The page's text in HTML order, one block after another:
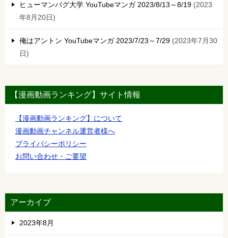
ヒューマンバグ大学 YouTubeマンガ 2023/8/13～8/19 2023
年8月20日
俺はアントン YouTubeマンガ 2023/7/23～7/29 2023年7月30
日
【漫画動画ランキング】サイト情報
【漫画動画ランキング】について
漫画動画チャンネル運営者様へ
プライバシーポリシー
お問い合わせ・ご要望
アーカイブ
2023年8月